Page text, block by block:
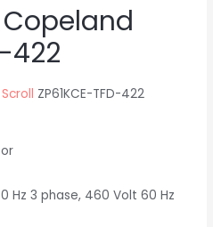
422
ZP61KCE-TFD-422
Hz 3 phase, 460 Volt 60 Hz